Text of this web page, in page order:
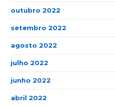
outubro 2022
setembro 2022
agosto 2022
julho 2022
junho 2022
abril 2022